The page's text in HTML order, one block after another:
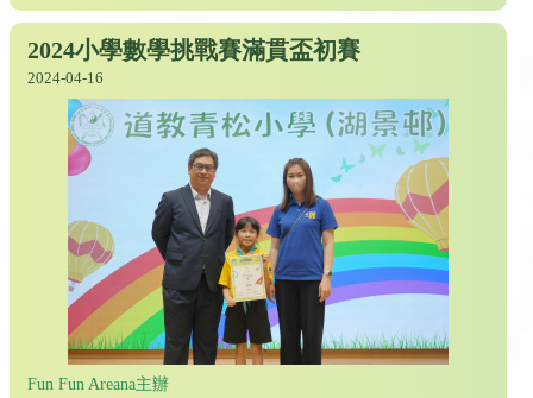
2024小學數學挑戰賽滿貫盃初賽
2024-04-16
Fun Fun Areana主辦